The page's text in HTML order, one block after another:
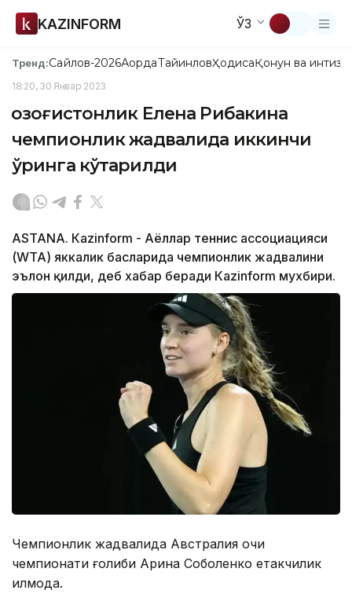
KAZINFORM ЎЗ
Тренд:Сайлов-2026АқордаТайинловҲодисаҚонун ва
18:20, 30 Январ 2023
Қозоғистонлик Елена Рибакина
чемпионлик жадвалида иккинчи
ўринга кўтарилди
ASTANА. Кazinform - Аёллар теннис ассоциацияси
(WТА) яккалик баҳсларида чемпионлик жадвалини
эълон қилди, деб хабар беради Кazinform мухбири.
Чемпионлик жадвалида Австралия очиқ
чемпионати ғолиби Арина Соболенко етакчилик
қилмоқда.